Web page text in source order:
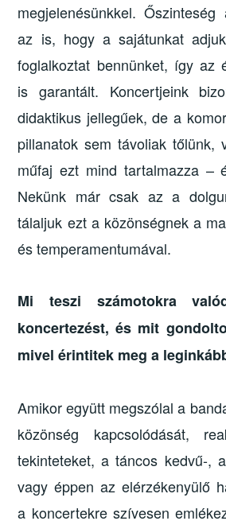
megjelenésünkkel.
az is, hogy a sajátunkat
foglalkoztat bennünket, így az
is garantált. Koncertjeink
didaktikus jellegűek, de a
pillanatok sem távoliak tőlünk,
műfaj ezt mind tartalmazza –
Nekünk már csak az a
tálaljuk ezt a közönségnek a
és temperamentumával.
Mi teszi számotokra
koncertezést, és mit
mivel érintitek meg a
Amikor együtt megszólal a
közönség kapcsolódását,
tekinteteket, a táncos kedvű-,
vagy éppen az elérzékenyülő
a koncertekre szívesen